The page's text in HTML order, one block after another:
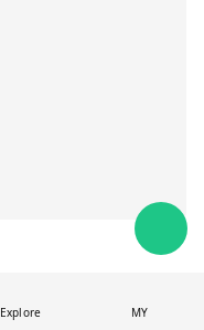
Explore MY